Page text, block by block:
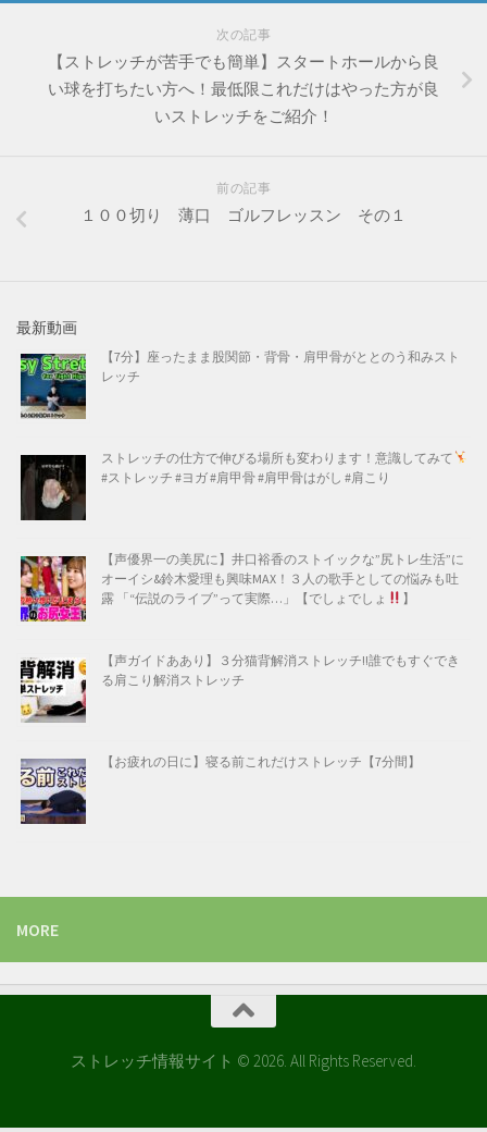
次の記事
【ストレッチが苦手でも簡単】スタートホールから良
い球を打ちたい方へ！最低限これだけはやった方が良
いストレッチをご紹介！
前の記事
１００切り 薄口 ゴルフレッスン その１
最新動画
【7分】座ったまま股関節・背骨・肩甲骨がととのう和みスト
レッチ
ストレッチの仕方で伸びる場所も変わります！意識してみて
#ストレッチ #ヨガ #肩甲骨 #肩甲骨はがし #肩こり
【声優界一の美尻に】井口裕香のストイックな”尻トレ生活”に
オーイシ&鈴木愛理も興味MAX！３人の歌手としての悩みも吐
露 「“伝説のライブ”って実際…」【でしょでしょ
】
【声ガイドああり】３分猫背解消ストレッチ!!誰でもすぐでき
る肩こり解消ストレッチ
【お疲れの日に】寝る前これだけストレッチ【7分間】
MORE
ストレッチ情報サイト © 2026. All Rights Reserved.